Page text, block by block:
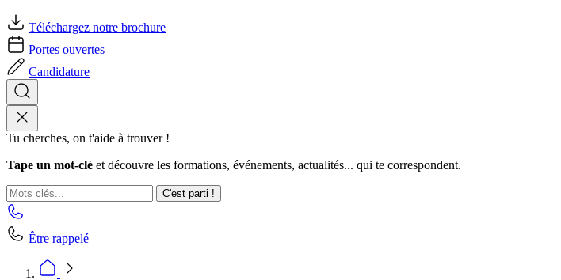
Téléchargez notre brochure
Portes ouvertes
Candidature
Tu cherches, on t'aide à trouver !
Tape un mot-clé et découvre les formations, événements, actualités... qui te correspondent.
C'est parti !
Être rappelé